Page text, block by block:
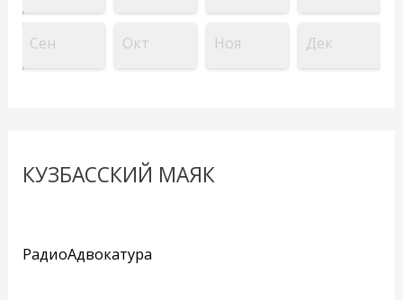
Сен Окт Ноя Дек
КУЗБАССКИЙ МАЯК
РадиоАдвокатура